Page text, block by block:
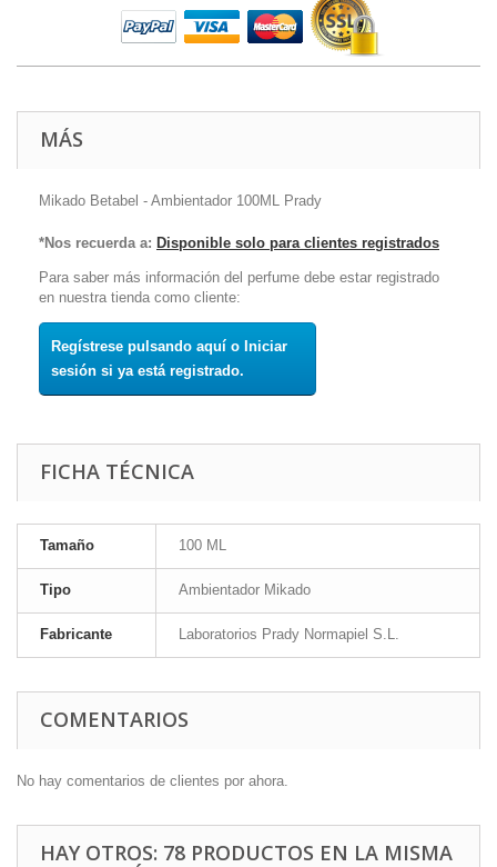
MÁS
Mikado Betabel - Ambientador 100ML Prady
*Nos recuerda a: Disponible solo para clientes registrados
Para saber más información del perfume debe estar registrado
en nuestra tienda como cliente:
Regístrese pulsando aquí o Iniciar
sesión si ya está registrado.
FICHA TÉCNICA
Tamaño 100 ML
Tipo Ambientador Mikado
Fabricante Laboratorios Prady Normapiel S.L.
COMENTARIOS
No hay comentarios de clientes por ahora.
HAY OTROS: 78 PRODUCTOS EN LA MISMA